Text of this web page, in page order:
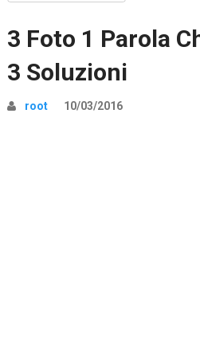
3 Foto 1 Parola
3 Soluzioni
root 10/03/2016